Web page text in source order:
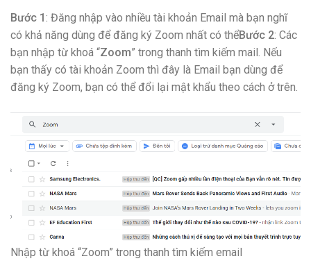
Bước 1: Đăng nhập vào nhiều tài khoản Email mà bạn nghĩ
có khả năng dùng để đăng ký Zoom nhất có thểBước 2: Các
bạn nhập từ khoá “Zoom” trong thanh tìm kiếm mail. Nếu
bạn thấy có tài khoản Zoom thì đây là Email bạn dùng để
đăng ký Zoom, bạn có thể đổi lại mật khẩu theo cách ở trên.
Nhập từ khoá “Zoom” trong thanh tìm kiếm email